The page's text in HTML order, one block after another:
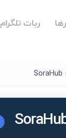
ربات تلگرام Airoot
SoraHub